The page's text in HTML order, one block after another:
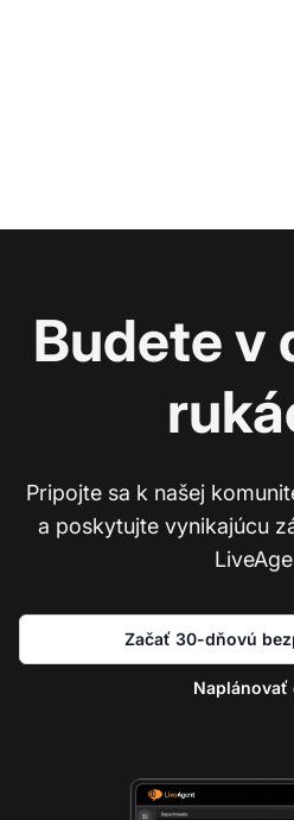
Budete v
Pripojte sa k našej
a poskytujte vynikajúcu
Začať 30-dňovú
Naplánovať